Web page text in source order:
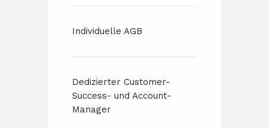
Individuelle AGB
Dedizierter Customer-
Success- und Account-
Manager